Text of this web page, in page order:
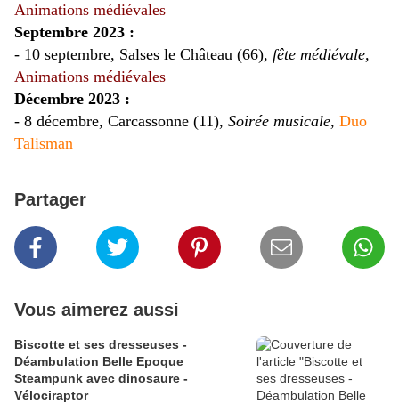
Animations médiévales
Septembre 2023 :
- 10 septembre, Salses le Château (66), fête médiévale,
Animations médiévales
Décembre 2023 :
- 8 décembre, Carcassonne (11), Soirée musicale, Duo
Talisman
Partager
Vous aimerez aussi
Biscotte et ses dresseuses -
Déambulation Belle Epoque
Steampunk avec dinosaure -
Vélociraptor